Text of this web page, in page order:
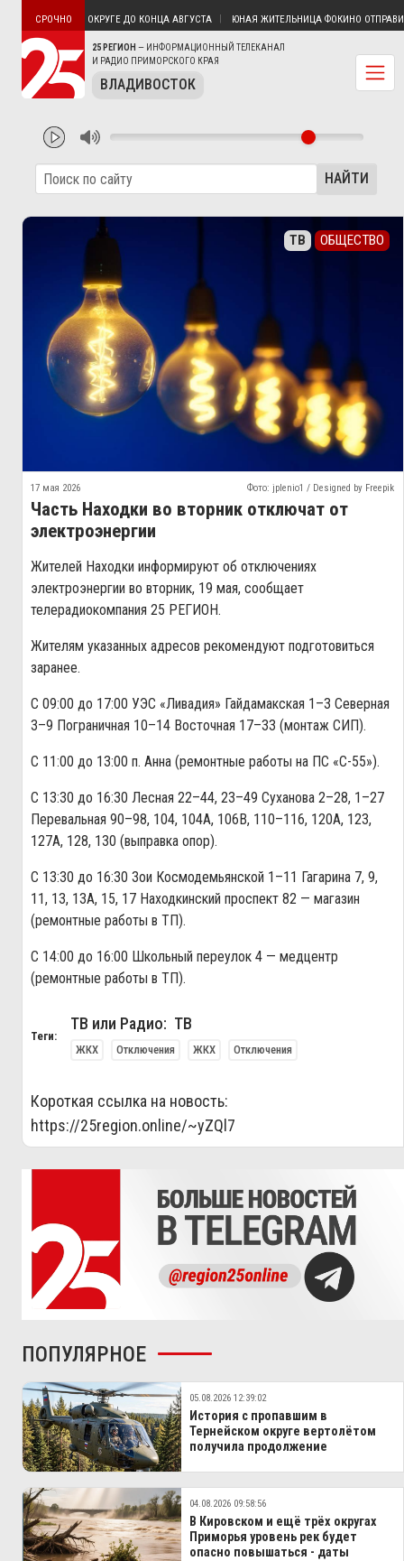
25 РЕГИОН — ИНФОРМАЦИОННЫЙ ТЕЛЕКАНАЛ
И РАДИО ПРИМОРСКОГО КРАЯ
ВЛАДИВОСТОК
СРОЧНО
ОЛЬГИНСКОМ ОКРУГЕ ДО КОНЦА АВГУСТА ЮНАЯ ЖИТЕЛЬНИЦА ФОКИНО
НАЙТИ
ТВ ОБЩЕСТВО
17 мая 2026 Фото: jplenio1 / Designed by Freepik
Часть Находки во вторник отключат от
электроэнергии
Жителей Находки информируют об отключениях
электроэнергии во вторник, 19 мая, сообщает
телерадиокомпания 25 РЕГИОН.
Жителям указанных адресов рекомендуют подготовиться
заранее.
С 09:00 до 17:00 УЭС «Ливадия» Гайдамакская 1–3 Северная
3–9 Пограничная 10–14 Восточная 17–33 (монтаж СИП).
С 11:00 до 13:00 п. Анна (ремонтные работы на ПС «С-55»).
С 13:30 до 16:30 Лесная 22–44, 23–49 Суханова 2–28, 1–27
Перевальная 90–98, 104, 104А, 106В, 110–116, 120А, 123,
127А, 128, 130 (выправка опор).
С 13:30 до 16:30 Зои Космодемьянской 1–11 Гагарина 7, 9,
11, 13, 13А, 15, 17 Находкинский проспект 82 — магазин
(ремонтные работы в ТП).
С 14:00 до 16:00 Школьный переулок 4 — медцентр
(ремонтные работы в ТП).
Теги:
ТВ или Радио: ТВ
ЖКХ Отключения ЖКХ Отключения
Короткая ссылка на новость:
https://25region.online/~yZQl7
ПОПУЛЯРНОЕ
05.08.2026 12:39:02
История с пропавшим в
Тернейском округе вертолётом
получила продолжение
04.08.2026 09:58:56
В Кировском и ещё трёх округах
Приморья уровень рек будет
опасно повышаться - даты